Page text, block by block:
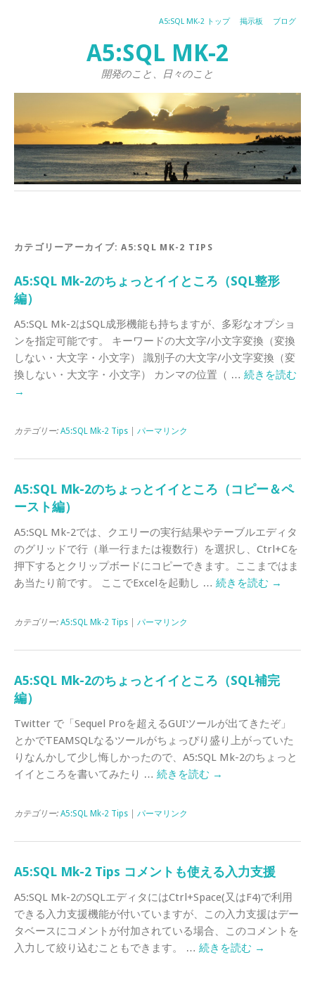
A5:SQL MK-2 トップ 掲示板 ブログ
A5:SQL MK-2
開発のこと、日々のこと
カテゴリーアーカイブ:A5:SQL MK-2 TIPS
A5:SQL Mk-2のちょっとイイところ（SQL整形
編）
A5:SQL Mk-2はSQL成形機能も持ちますが、多彩なオプショ
ンを指定可能です。 キーワードの大文字/小文字変換（変換
しない・大文字・小文字） 識別子の大文字/小文字変換（変
換しない・大文字・小文字） カンマの位置（ … 続きを読む
→
カテゴリー: A5:SQL Mk-2 Tips パーマリンク
A5:SQL Mk-2のちょっとイイところ（コピー＆ペ
ースト編）
A5:SQL Mk-2では、クエリーの実行結果やテーブルエディタ
のグリッドで行（単一行または複数行）を選択し、Ctrl+Cを
押下するとクリップボードにコピーできます。ここまではま
あ当たり前です。 ここでExcelを起動し … 続きを読む →
カテゴリー: A5:SQL Mk-2 Tips パーマリンク
A5:SQL Mk-2のちょっとイイところ（SQL補完
編）
Twitter で「Sequel Proを超えるGUIツールが出てきたぞ」
とかでTEAMSQLなるツールがちょっぴり盛り上がっていた
りなんかして少し悔しかったので、A5:SQL Mk-2のちょっと
イイところを書いてみたり … 続きを読む →
カテゴリー: A5:SQL Mk-2 Tips パーマリンク
A5:SQL Mk-2 Tips コメントも使える入力支援
A5:SQL Mk-2のSQLエディタにはCtrl+Space(又はF4)で利用
できる入力支援機能が付いていますが、この入力支援はデー
タベースにコメントが付加されている場合、このコメントを
入力して絞り込むこともできます。 … 続きを読む →